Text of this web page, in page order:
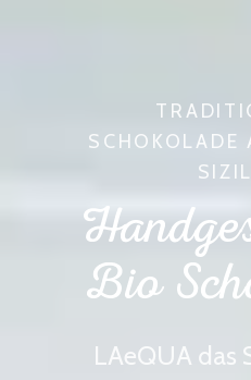
SCHOKOLADE
Bio
LAeQUA das